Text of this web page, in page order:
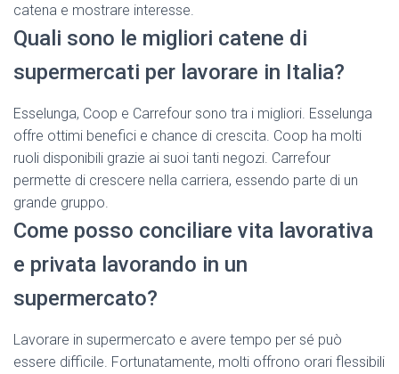
catena e mostrare interesse.
Quali sono le migliori catene di
supermercati per lavorare in Italia?
Esselunga, Coop e Carrefour sono tra i migliori. Esselunga
offre ottimi benefici e chance di crescita. Coop ha molti
ruoli disponibili grazie ai suoi tanti negozi. Carrefour
permette di crescere nella carriera, essendo parte di un
grande gruppo.
Come posso conciliare vita lavorativa
e privata lavorando in un
supermercato?
Lavorare in supermercato e avere tempo per sé può
essere difficile. Fortunatamente, molti offrono orari flessibili